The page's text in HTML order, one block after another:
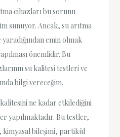
cihazları bu sorunu
sunuyor. Ancak, su arıtma
emin olmak
önemlidir. Bu
su kalitesi testleri ve
bilgi vereceğim.
ne kadar etkilediğini
yapılmaktadır. Bu testler,
kimyasal bileşimi, partikül